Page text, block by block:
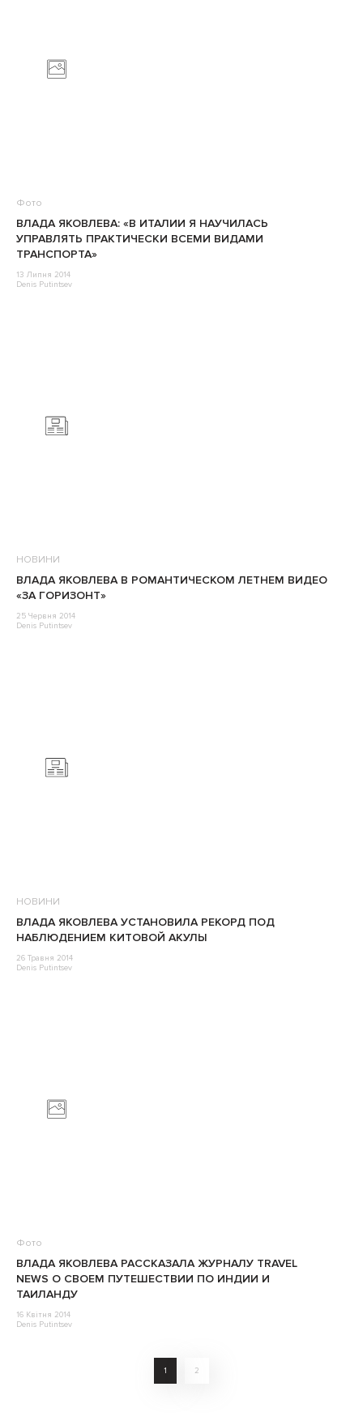
Фото
ВЛАДА ЯКОВЛЕВА: «В ИТАЛИИ Я НАУЧИЛАСЬ
УПРАВЛЯТЬ ПРАКТИЧЕСКИ ВСЕМИ ВИДАМИ
ТРАНСПОРТА»
13 Липня 2014
Denis Putintsev
НОВИНИ
ВЛАДА ЯКОВЛЕВА В РОМАНТИЧЕСКОМ ЛЕТНЕМ ВИДЕО
«ЗА ГОРИЗОНТ»
25 Червня 2014
Denis Putintsev
НОВИНИ
ВЛАДА ЯКОВЛЕВА УСТАНОВИЛА РЕКОРД ПОД
НАБЛЮДЕНИЕМ КИТОВОЙ АКУЛЫ
26 Травня 2014
Denis Putintsev
Фото
ВЛАДА ЯКОВЛЕВА РАССКАЗАЛА ЖУРНАЛУ TRAVEL
NEWS О СВОЕМ ПУТЕШЕСТВИИ ПО ИНДИИ И
ТАИЛАНДУ
16 Квітня 2014
Denis Putintsev
1 2